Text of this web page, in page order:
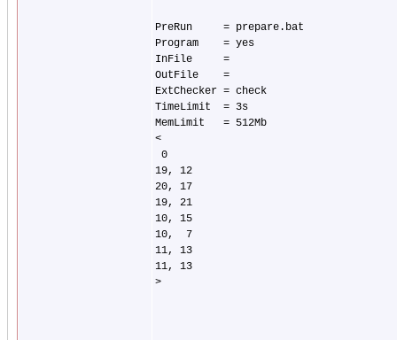
PreRun     = prepare.bat
Program    = yes
InFile     =
OutFile    =
ExtChecker = check
TimeLimit  = 3s
MemLimit   = 512Mb
<
0
19, 12
20, 17
19, 21
10, 15
10,  7
11, 13
11, 13